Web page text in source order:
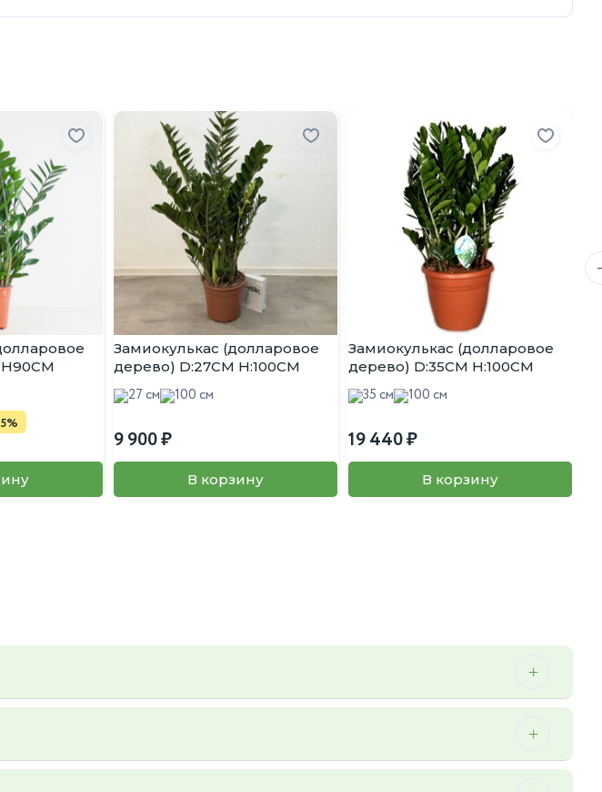
Замиокулькас (долларовое
дерево) D:27CM H:100CM
27 см 100 см
9 900
В корзину
Замиокулькас (долларовое
дерево) D:35CM H:100CM
35 см 100 см
19 440
В корзину
свой, пересадку так же можем осуществить мы.